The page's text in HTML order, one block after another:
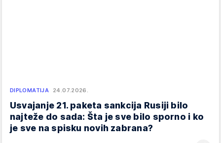
DIPLOMATIJA 24.07.2026.
Usvajanje 21. paketa sankcija Rusiji bilo
najteže do sada: Šta je sve bilo sporno i ko
je sve na spisku novih zabrana?